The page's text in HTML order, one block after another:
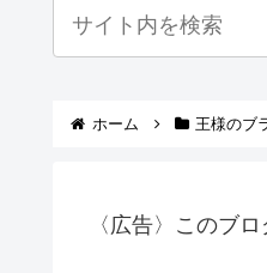
ホーム 王様のブ
〈広告〉このブ